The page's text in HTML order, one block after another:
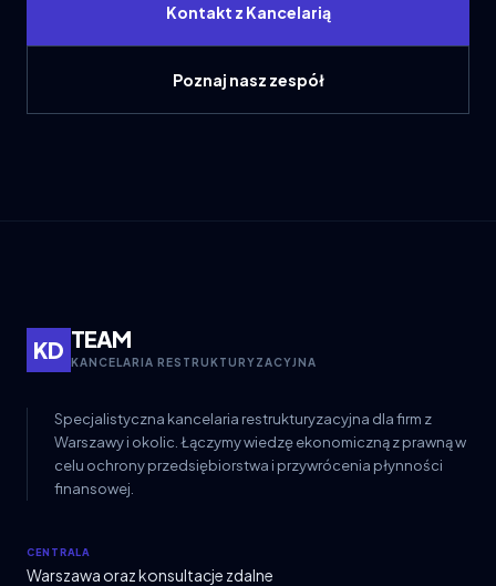
Kontakt z Kancelarią
Poznaj nasz zespół
KD TEAM
KANCELARIA RESTRUKTURYZACYJNA
Specjalistyczna kancelaria restrukturyzacyjna dla firm z
Warszawy i okolic. Łączymy wiedzę ekonomiczną z prawną w
celu ochrony przedsiębiorstwa i przywrócenia płynności
finansowej.
CENTRALA
Warszawa oraz konsultacje zdalne